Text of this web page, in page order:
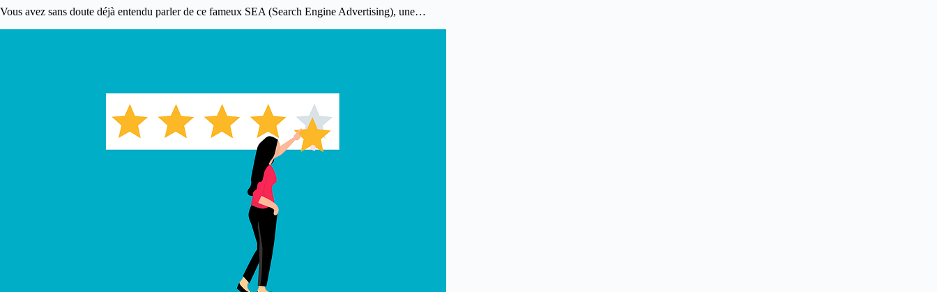
Vous avez sans doute déjà entendu parler de ce fameux SEA (Search Engine Advertising), une…